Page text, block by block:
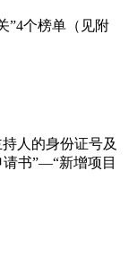
”4个榜单（见附
人的身份证号及
书”—“新增项目